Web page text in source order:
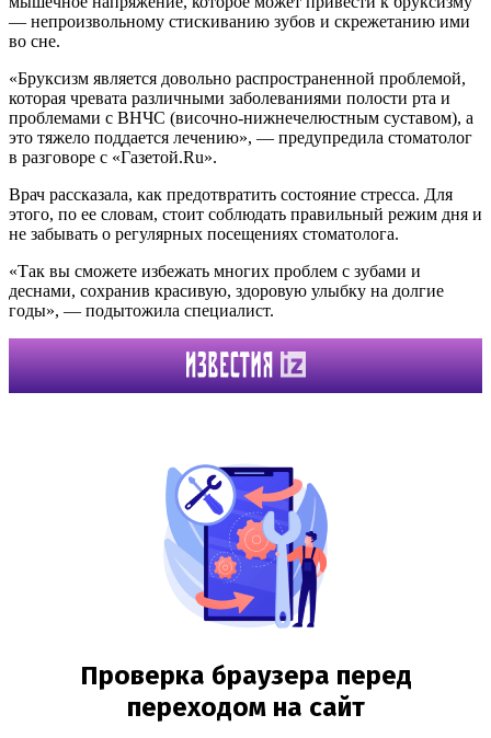
— непроизвольному стискиванию зубов и скрежетанию ими
во сне.
«Бруксизм является довольно распространенной проблемой,
которая чревата различными заболеваниями полости рта и
проблемами с ВНЧС (височно-нижнечелюстным суставом), а
это тяжело поддается лечению», — предупредила стоматолог
в разговоре с «Газетой.Ru».
Врач рассказала, как предотвратить состояние стресса. Для
этого, по ее словам, стоит соблюдать правильный режим дня и
не забывать о регулярных посещениях стоматолога.
«Так вы сможете избежать многих проблем с зубами и
деснами, сохранив красивую, здоровую улыбку на долгие
годы», — подытожила специалист.